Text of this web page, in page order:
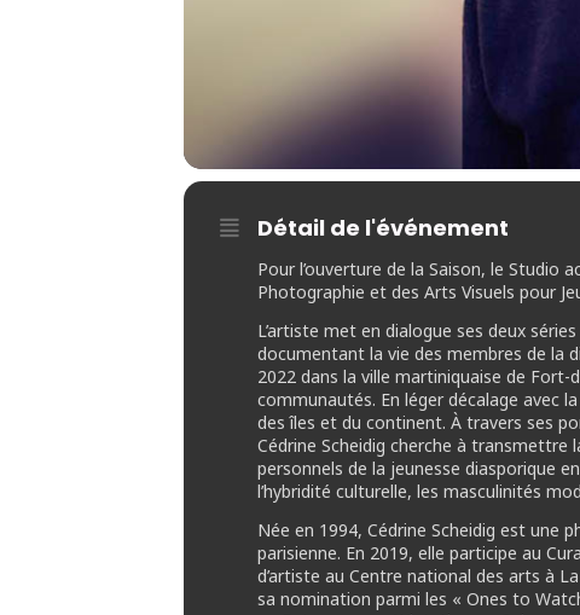
Détail de l'événement
Pour l’ouverture de la Saison, le Studio
Photographie et des Arts Visuels pour
L’artiste met en dialogue ses deux
documentant la vie des membres de la
2022 dans la ville martiniquaise de
communautés. En léger décalage avec
des îles et du continent. À travers ses
Cédrine Scheidig cherche à transmettre
personnels de la jeunesse diasporique
l’hybridité culturelle, les masculinités
Née en 1994, Cédrine Scheidig est une
parisienne. En 2019, elle participe au
d’artiste au Centre national des arts à
sa nomination parmi les « Ones to